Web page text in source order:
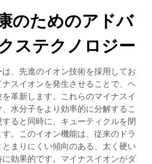
のためのアドバ
ステクノロジー
、先進のイオン技術を採用してお
スイオンを発生させることで、ヘ
革新します。これらのマイナスイ
水分子をより効率的に分解するこ
ると同時に、キューティクルを閉
。このイオン機能は、従来のドラ
まりにくい傾向のある、太く硬い
効果的です。マイナスイオンがダ